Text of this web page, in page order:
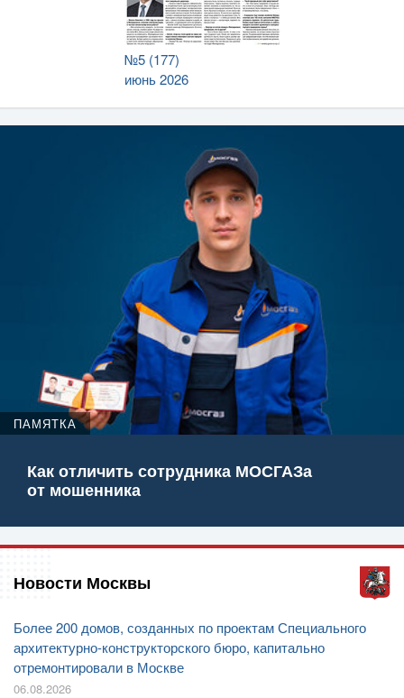
№5 (177)
июнь 2026
ПАМЯТКА
Как отличить сотрудника МОСГАЗа
от мошенника
Новости Москвы
Более 200 домов, созданных по проектам Специального
архитектурно-конструкторского бюро, капитально
отремонтировали в Москве
06.08.2026